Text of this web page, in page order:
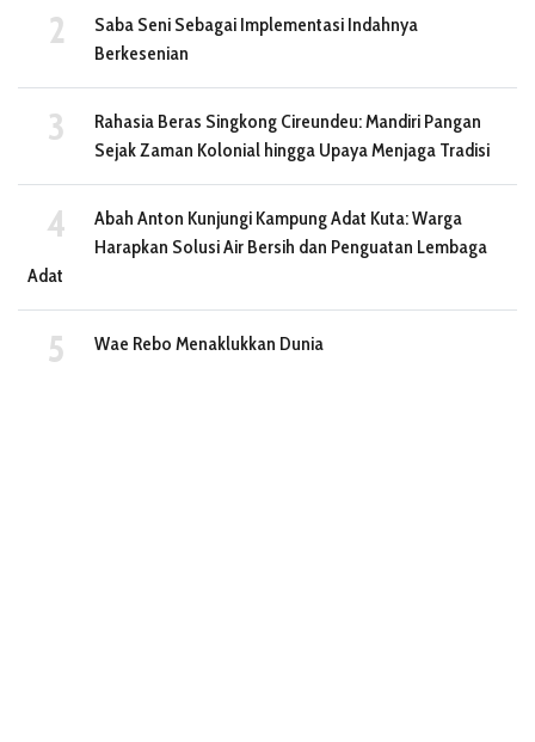
Saba Seni Sebagai Implementasi Indahnya
Berkesenian
Rahasia Beras Singkong Cireundeu: Mandiri Pangan
Sejak Zaman Kolonial hingga Upaya Menjaga Tradisi
Abah Anton Kunjungi Kampung Adat Kuta: Warga
Harapkan Solusi Air Bersih dan Penguatan Lembaga
Adat
Wae Rebo Menaklukkan Dunia